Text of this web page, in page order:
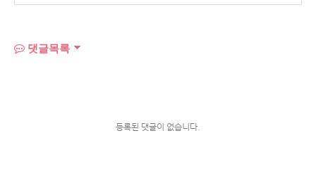
댓글목록
등록된 댓글이 없습니다.